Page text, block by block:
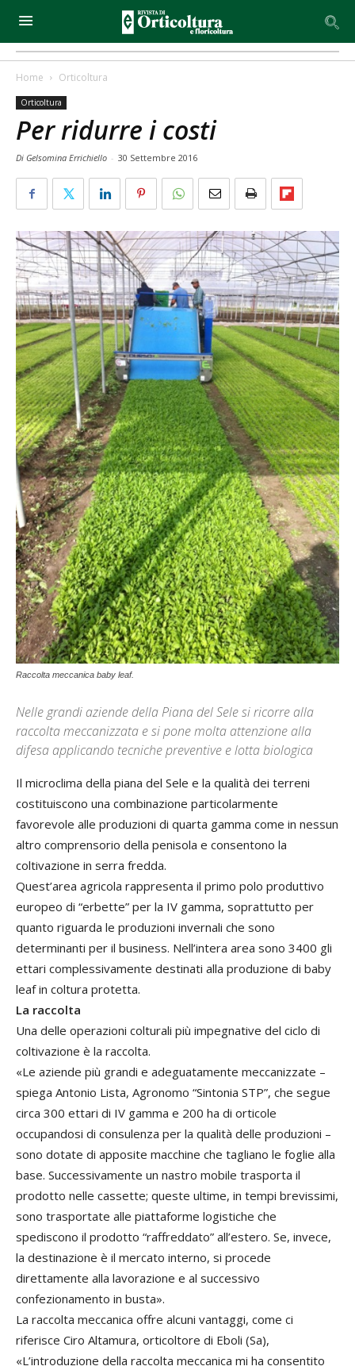
Home Orticoltura
Orticoltura
Per ridurre i costi
Di Gelsomina Errichiello - 30 Settembre 2016
Raccolta meccanica baby leaf.
Nelle grandi aziende della Piana del Sele si ricorre alla
raccolta meccanizzata e si pone molta attenzione alla
difesa applicando tecniche preventive e lotta biologica
Il microclima della piana del Sele e la qualità dei terreni
costituiscono una combinazione particolarmente
favorevole alle produzioni di quarta gamma come in nessun
altro comprensorio della penisola e consentono la
coltivazione in serra fredda.
Quest’area agricola rappresenta il primo polo produttivo
europeo di “erbette” per la IV gamma, soprattutto per
quanto riguarda le produzioni invernali che sono
determinanti per il business. Nell’intera area sono 3400 gli
ettari complessivamente destinati alla produzione di baby
leaf in coltura protetta.
La raccolta
Una delle operazioni colturali più impegnative del ciclo di
coltivazione è la raccolta.
«Le aziende più grandi e adeguatamente meccanizzate –
spiega Antonio Lista, Agronomo “Sintonia STP”, che segue
circa 300 ettari di IV gamma e 200 ha di orticole
occupandosi di consulenza per la qualità delle produzioni –
sono dotate di apposite macchine che tagliano le foglie alla
base. Successivamente un nastro mobile trasporta il
prodotto nelle cassette; queste ultime, in tempi brevissimi,
sono trasportate alle piattaforme logistiche che
spediscono il prodotto “raffreddato” all’estero. Se, invece,
la destinazione è il mercato interno, si procede
direttamente alla lavorazione e al successivo
confezionamento in busta».
La raccolta meccanica offre alcuni vantaggi, come ci
riferisce Ciro Altamura, orticoltore di Eboli (Sa),
«L’introduzione della raccolta meccanica mi ha consentito